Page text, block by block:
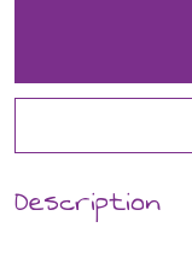
Description